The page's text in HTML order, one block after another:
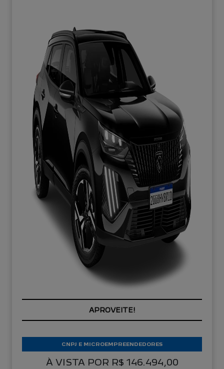
PREÇOS REDUZIDOS
À VISTA POR R$ 146.494,00
CNPJ E MICROEMPREENDEDORES